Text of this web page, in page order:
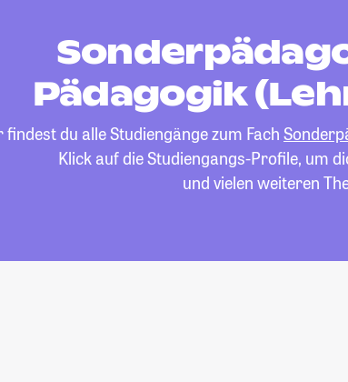
Pädagogik
findest du alle Studiengänge zum Fach
Klick auf die Studiengangs-Profile, um
und vielen weiteren